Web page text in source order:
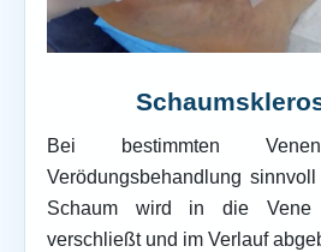
Bei bestimmten
Verödungsbehandlung
Schaum wird in die
verschließt und im Verlauf